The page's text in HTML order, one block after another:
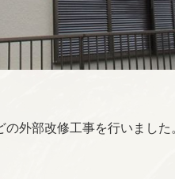
外部改修工事を行いまし